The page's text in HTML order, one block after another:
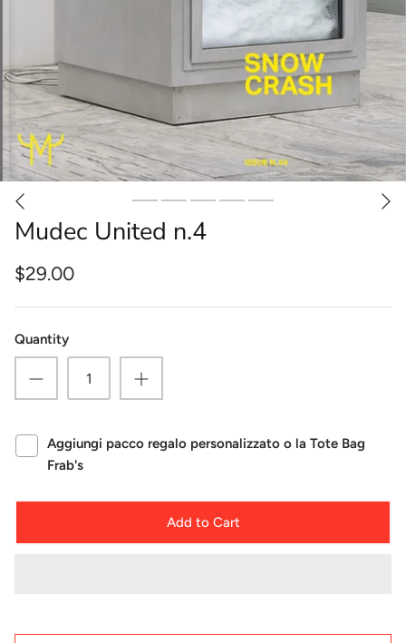
Mudec United n.4
$29.00
Quantity
Aggiungi pacco regalo personalizzato o la Tote Bag
Frab's
Add to Cart